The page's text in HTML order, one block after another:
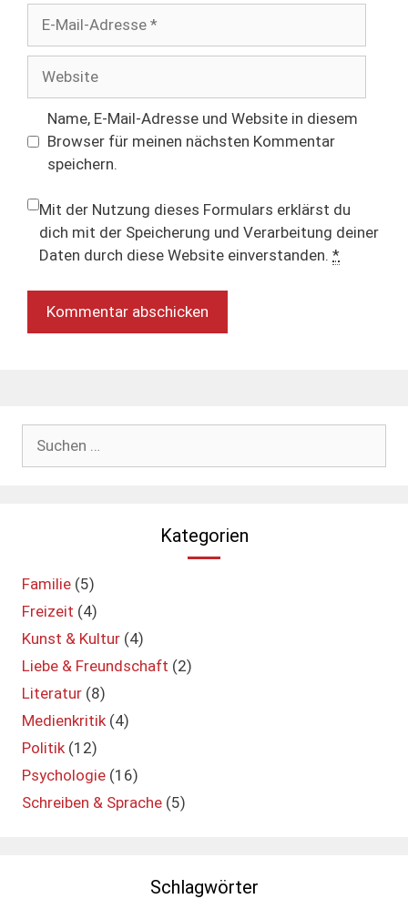
Mail-
Adresse
Name, E-Mail-Adresse und Website in diesem
Browser für meinen nächsten Kommentar
speichern.
Mit der Nutzung dieses Formulars erklärst du
dich mit der Speicherung und Verarbeitung deiner
Daten durch diese Website einverstanden. *
nach:
Kategorien
Familie (5)
Freizeit (4)
Kunst & Kultur (4)
Liebe & Freundschaft (2)
Literatur (8)
Medienkritik (4)
Politik (12)
Psychologie (16)
Schreiben & Sprache (5)
Schlagwörter